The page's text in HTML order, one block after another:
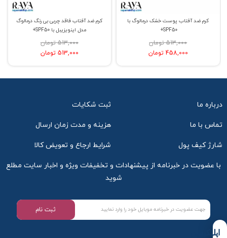
کرم ضد آفتاب فاقد چربی بی رنگ درمالوگ
مدل اینویزیبل با SPF50+
513,000 تومان
513,000 تومان
کرم ضد آفتاب پوست خشک درمالوگ با
SPF50+
513,000 تومان
458,000 تومان
درباره ما ثبت شکایات
تماس با ما هزینه و مدت زمان ارسال
شارژ کیف پول شرایط ارجاع و تعویض کالا
با عضویت در خبرنامه از پیشنهادات و تخفیفات ویژه و اخبار سایت مطلع
شوید
ثبت نام
اپلیکیشن